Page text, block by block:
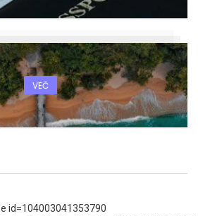
VEČ
id=104003041353790